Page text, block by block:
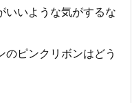
いいような気がするな
ピンクリボンはどう